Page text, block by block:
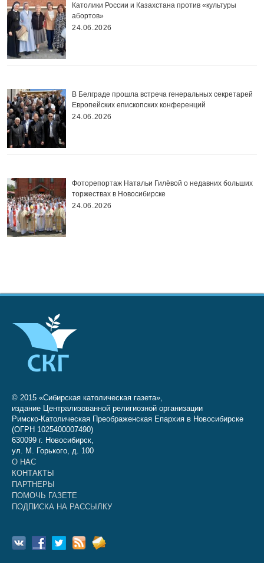
Католики России и Казахстана против «культуры
абортов»
24.06.2026
В Белграде прошла встреча генеральных секретарей
Европейских епископских конференций
24.06.2026
Фоторепортаж Натальи Гилёвой о недавних больших
торжествах в Новосибирске
24.06.2026
© 2015 «Сибирская католическая газета»,
издание Централизованной религиозной организации
Римско-Католическая Преображенская Епархия в Новосибирске
(ОГРН 1025400007490)
630099 г. Новосибирск,
ул. М. Горького, д. 100
О НАС
КОНТАКТЫ
ПАРТНЕРЫ
ПОМОЧЬ ГАЗЕТЕ
ПОДПИСКА НА РАССЫЛКУ